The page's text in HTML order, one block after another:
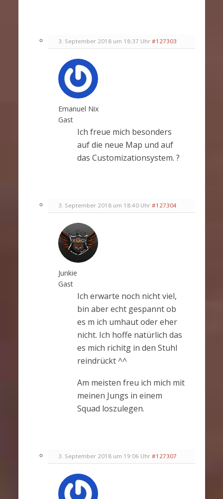
3. September 2018 um 18:37 Uhr #127303
Emanuel Nix
Gast
Ich freue mich besonders
auf die neue Map und auf
das Customizationsystem. ?
3. September 2018 um 18:40 Uhr #127304
Junkie
Gast
Ich erwarte noch nicht viel,
bin aber echt gespannt ob
es m ich umhaut oder eher
nicht. Ich hoffe natürlich das
es mich richitg in den Stuhl
reindrückt ^^
Am meisten freu ich mich mit
meinen Jungs in einem
Squad loszulegen.
3. September 2018 um 19:06 Uhr #127307